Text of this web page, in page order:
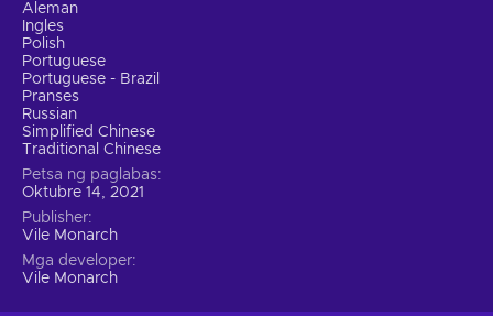
Aleman
Ingles
Polish
Portuguese
Portuguese - Brazil
Pranses
Russian
Simplified Chinese
Traditional Chinese
Petsa ng paglabas
Oktubre 14, 2021
Publisher
Vile Monarch
Mga developer
Vile Monarch